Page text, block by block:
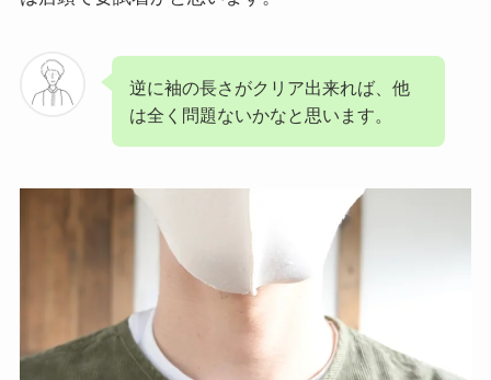
逆に袖の長さがクリア出来れば、他
は全く問題ないかなと思います。